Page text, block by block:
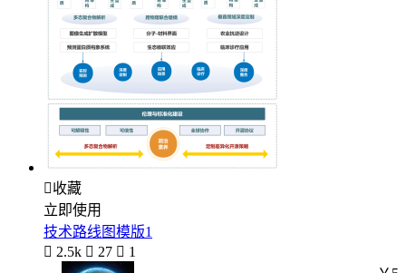
收藏
立即使用
技术路线图模版1
 2.5k  27  1